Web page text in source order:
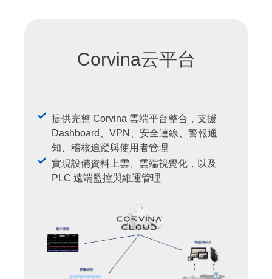
Corvina云平台
提供完整 Corvina 雲端平台整合，支援
Dashboard、VPN、安全連線、警報通
知、稽核追蹤與使用者管理
實現設備資料上雲、雲端視覺化，以及
PLC 遠端監控與維運管理